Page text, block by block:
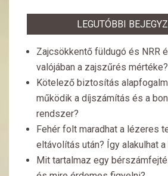
LEGUTÓBBI
Zajcsökkentő füldugó és NRR
valójában a zajszűrés mértéke?
Kötelező biztosítás
működik a díjszámítás és a
rendszer?
Fehér folt maradhat a lézeres
eltávolítás után? Így alakulhat a
Mit tartalmaz egy